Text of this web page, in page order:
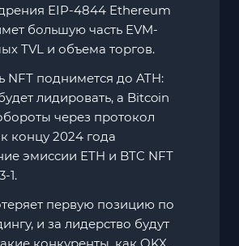
EIP-4844 Ethereum
большую часть EVM-
TVL и объема торгов.
NFT поднимется до ATH:
лидировать, а Bitcoin
через протокол
концу 2024 года
эмиссии ETH и BTC NFT
1.
первую позицию по
и за лидерство будут